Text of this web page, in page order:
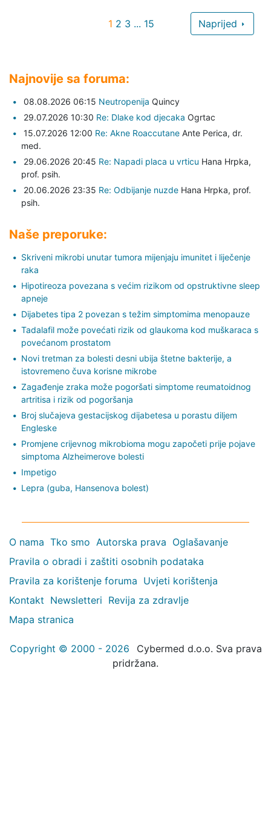
1 2 3 ... 15 Naprijed
Najnovije sa foruma:
08.08.2026 06:15 Neutropenija Quincy
29.07.2026 10:30 Re: Dlake kod djecaka Ogrtac
15.07.2026 12:00 Re: Akne Roaccutane Ante Perica, dr.
med.
29.06.2026 20:45 Re: Napadi placa u vrticu Hana Hrpka,
prof. psih.
20.06.2026 23:35 Re: Odbijanje nuzde Hana Hrpka, prof.
psih.
Naše preporuke:
Skriveni mikrobi unutar tumora mijenjaju imunitet i liječenje
raka
Hipotireoza povezana s većim rizikom od opstruktivne sleep
apneje
Dijabetes tipa 2 povezan s težim simptomima menopauze
Tadalafil može povećati rizik od glaukoma kod muškaraca s
povećanom prostatom
Novi tretman za bolesti desni ubija štetne bakterije, a
istovremeno čuva korisne mikrobe
Zagađenje zraka može pogoršati simptome reumatoidnog
artritisa i rizik od pogoršanja
Broj slučajeva gestacijskog dijabetesa u porastu diljem
Engleske
Promjene crijevnog mikrobioma mogu započeti prije pojave
simptoma Alzheimerove bolesti
Impetigo
Lepra (guba, Hansenova bolest)
O nama Tko smo Autorska prava Oglašavanje
Pravila o obradi i zaštiti osobnih podataka
Pravila za korištenje foruma Uvjeti korištenja
Kontakt Newsletteri Revija za zdravlje
Mapa stranica
Copyright © 2000 - 2026
Cybermed d.o.o. Sva prava
pridržana.